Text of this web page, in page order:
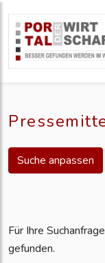
Suche anpassen
Für Ihre
gefunden.